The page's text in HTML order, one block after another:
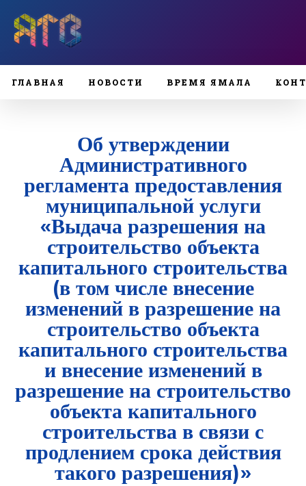
ГЛАВНАЯ НОВОСТИ ВРЕМЯ ЯМАЛА
Об утверждении
Административного
регламента предоставления
муниципальной услуги
«Выдача разрешения на
строительство объекта
капитального строительства
(в том числе внесение
изменений в разрешение на
строительство объекта
капитального строительства
и внесение изменений в
разрешение на строительство
объекта капитального
строительства в связи с
продлением срока действия
такого разрешения)»